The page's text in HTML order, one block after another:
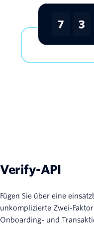
Verify-API
Fügen Sie über eine
unkomplizierte Zwei-
Onboarding- und